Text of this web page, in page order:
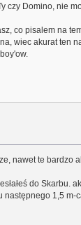
czy Domino, nie
co pisalem na
wiec akurat ten
nawet te bardzo
do
1,5 m-